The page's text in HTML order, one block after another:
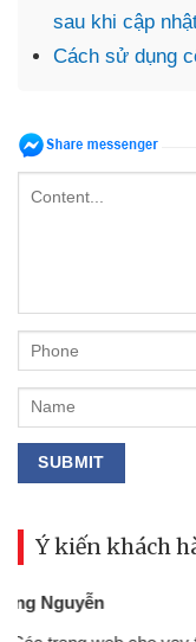
sau khi cập
Cách sử dụng
Ý kiến khách